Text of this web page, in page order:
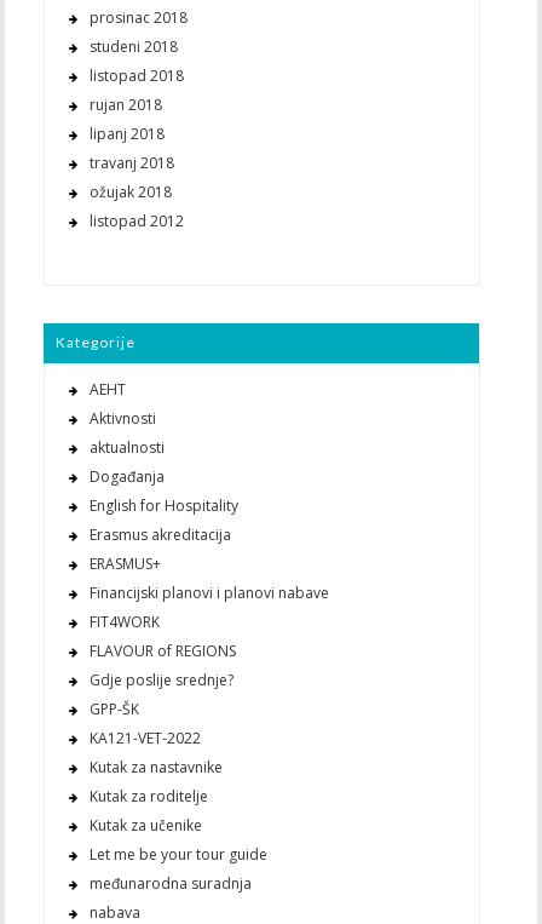
prosinac 2018
studeni 2018
listopad 2018
rujan 2018
lipanj 2018
travanj 2018
ožujak 2018
listopad 2012
Kategorije
AEHT
Aktivnosti
aktualnosti
Događanja
English for Hospitality
Erasmus akreditacija
ERASMUS+
Financijski planovi i planovi nabave
FIT4WORK
FLAVOUR of REGIONS
Gdje poslije srednje?
GPP-ŠK
KA121-VET-2022
Kutak za nastavnike
Kutak za roditelje
Kutak za učenike
Let me be your tour guide
međunarodna suradnja
nabava